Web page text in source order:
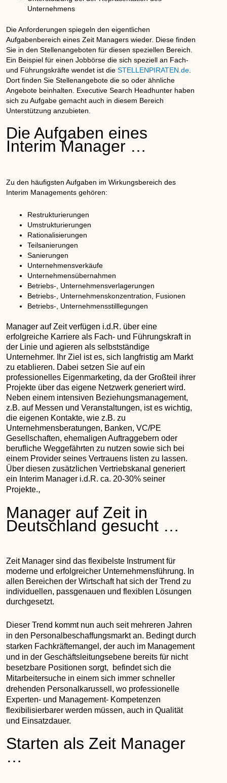
Unternehmens
Die Anforderungen spiegeln den eigentlichen
Aufgabenbereich eines Zeit Managers wieder. Diese finden
Sie in den Stellenangeboten für diesen speziellen Bereich.
Ein Beispiel für einen Jobbörse die sich speziell an Fach-
und Führungskräfte wendet ist dieSTELLENPIRATEN.de
Dort finden Sie Stellenangebote die so oder ähnliche
Angebote beinhalten. Executive Search Headhunter haben
sich zu Aufgabe gemacht auch in diesem Bereich
Unterstützung anzubieten.
Die Aufgaben eines
Interim Manager …
Zu den häufigsten Aufgaben im Wirkungsbereich des
Interim Managements gehören:
Restrukturierungen
Umstrukturierungen
Rationalisierungen
Teilsanierungen
Sanierungen
Unternehmensverkäufe
Unternehmensübernahmen
Betriebs-, Unternehmensverlagerungen
Betriebs-, Unternehmenskonzentration, Fusionen
Betriebs-, Unternehmensstilllegungen
Manager auf Zeit verfügen i.d.R. über eine
erfolgreiche Karriere als Fach- und Führungskraft in
der Linie und agieren als selbstständige
Unternehmer. Ihr Ziel ist es, sich langfristig am Markt
zu etablieren. Dabei setzen Sie auf ein
professionelles Eigenmarketing, da der Großteil ihrer
Projekte über das eigene Netzwerk generiert wird.
Neben einem intensiven Beziehungsmanagement,
z.B. auf Messen und Veranstaltungen, ist es wichtig,
die eigenen Kontakte, wie z.B. zu
Unternehmensberatungen, Banken, VC/PE
Gesellschaften, ehemaligen Auftraggebern oder
berufliche Weggefährten zu nutzen sowie sich bei
einem Provider seines Vertrauens listen zu lassen.
Über diesen zusätzlichen Vertriebskanal generiert
ein Interim Manager i.d.R. ca. 20-30% seiner
Projekte.,
Manager auf Zeit in
Deutschland gesucht …
Zeit Manager sind das flexibelste Instrument für
moderne und erfolgreicher Unternehmensführung. In
allen Bereichen der Wirtschaft hat sich der Trend zu
individuellen, passgenauen und flexiblen Lösungen
durchgesetzt.
Dieser Trend kommt nun auch seit mehreren Jahren
in den Personalbeschaffungsmarkt an. Bedingt durch
starken Fachkräftemangel, der auch im Management
und in der Geschäftsleitungsebene bereits für nicht
besetzbare Positionen sorgt, befindet sich die
Mitarbeitersuche in einem sich immer schneller
drehenden Personalkarussell, wo professionelle
Experten- und Management- Kompetenzen
flexibilisierbarer werden müssen, auch in Qualität
und Einsatzdauer.
Starten als Zeit Manager
…